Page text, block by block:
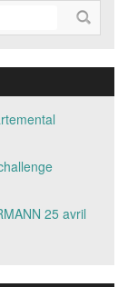
25 avril